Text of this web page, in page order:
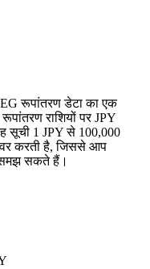
रूपांतरण डेटा का एक
रूपांतरण राशियों पर JPY
सूची 1 JPY से 100,000
करती है, जिससे आप
सकते हैं।